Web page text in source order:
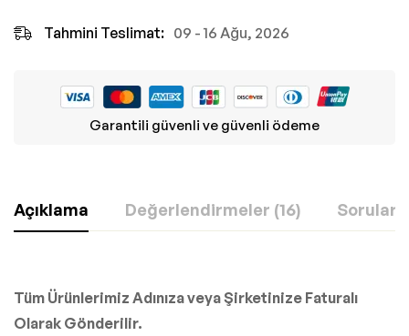
Tahmini Teslimat: 09 - 16 Ağu, 2026
Garantili güvenli ve güvenli ödeme
Açıklama Değerlendirmeler (16) Sorular
Tüm Ürünlerimiz Adınıza veya Şirketinize Faturalı
Olarak Gönderilir.